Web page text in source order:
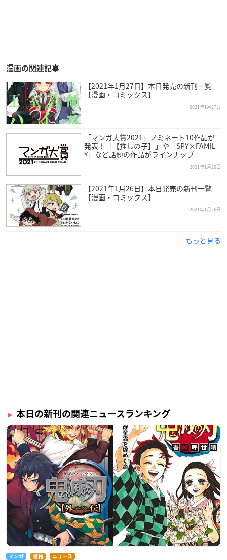
漫画の関連記事
【2021年1月27日】本日発売の新刊一覧
【漫画・コミックス】
2021年1月27日
「マンガ大賞2021」ノミネート10作品が
発表！「【推しの子】」や「SPY×FAMIL
Y」など話題の作品がラインナップ
2021年1月26日
【2021年1月26日】本日発売の新刊一覧
【漫画・コミックス】
2021年1月26日
もっと見る
本日の新刊の関連ニュースランキング
マンガ 書籍 ニュース